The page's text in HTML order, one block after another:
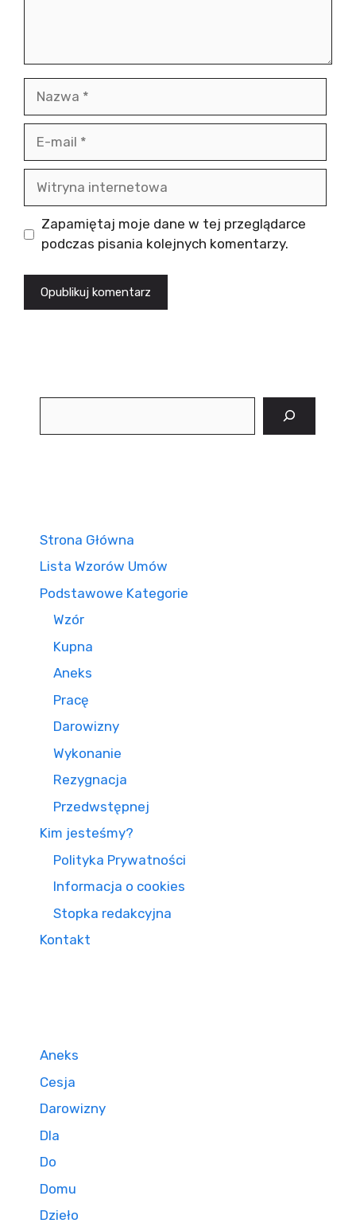
internetowa
Zapamiętaj moje dane w tej przeglądarce
podczas pisania kolejnych komentarzy.
Strona Główna
Lista Wzorów Umów
Podstawowe Kategorie
Wzór
Kupna
Aneks
Pracę
Darowizny
Wykonanie
Rezygnacja
Przedwstępnej
Kim jesteśmy?
Polityka Prywatności
Informacja o cookies
Stopka redakcyjna
Kontakt
Aneks
Cesja
Darowizny
Dla
Do
Domu
Dzieło